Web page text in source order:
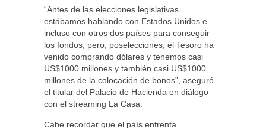
“Antes de las elecciones legislativas
estábamos hablando con Estados Unidos e
incluso con otros dos países para conseguir
los fondos, pero, poselecciones, el Tesoro ha
venido comprando dólares y tenemos casi
US$1000 millones y también casi US$1000
millones de la colocación de bonos”, aseguró
el titular del Palacio de Hacienda en diálogo
con el streaming La Casa.
Cabe recordar que el país enfrenta